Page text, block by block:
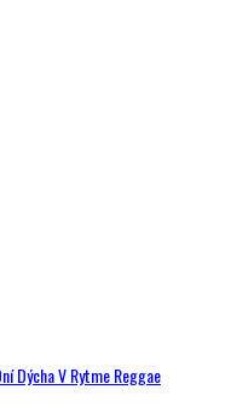
Dýcha V Rytme Reggae